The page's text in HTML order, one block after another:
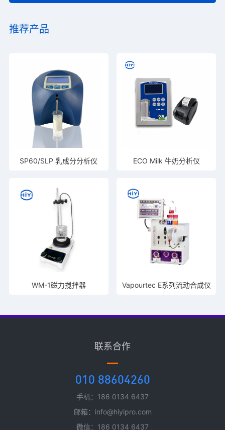
推荐产品
SP60/SLP 乳成分分析仪 ECO Milk 牛奶分析仪
WM-1磁力搅拌器 Vapourtec E系列流动合成仪
联系合作
010 88604260
手机：186 0134 6437
邮箱：info@hiyipro.com
微信：186 0134 6437